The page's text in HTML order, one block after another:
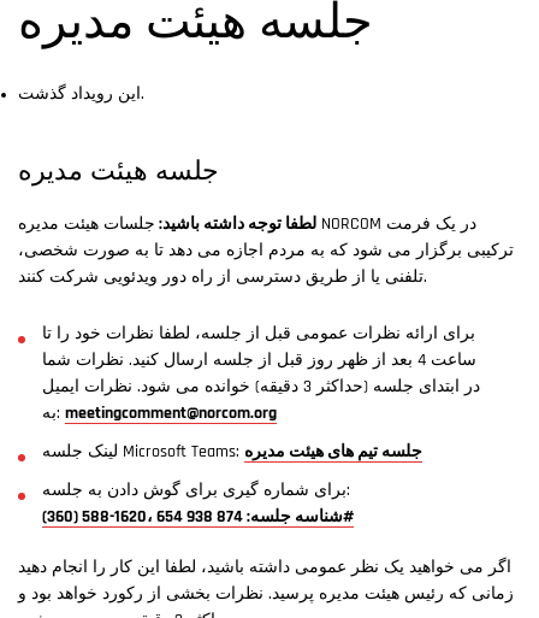
جلسه هیئت مدیره
این رویداد گذشت.
جلسه هیئت مدیره
لطفا توجه داشته باشید: جلسات هیئت مدیره NORCOM در یک فرمت
ترکیبی برگزار می شود که به مردم اجازه می دهد تا به صورت شخصی،
تلفنی یا از طریق دسترسی از راه دور ویدئویی شرکت کنند.
برای ارائه نظرات عمومی قبل از جلسه، لطفا نظرات خود را تا
ساعت 4 بعد از ظهر روز قبل از جلسه ارسال کنید. نظرات شما
در ابتدای جلسه (حداکثر 3 دقیقه) خوانده می شود. نظرات ایمیل
به: meetingcomment@norcom.org
لینک جلسه Microsoft Teams: جلسه تیم های هیئت مدیره
برای شماره گیری برای گوش دادن به جلسه:
(360) 588-1620، شناسه جلسه: 874 938 654#
اگر می خواهید یک نظر عمومی داشته باشید، لطفا این کار را انجام دهید
زمانی که رئیس هیئت مدیره پرسید. نظرات بخشی از رکورد خواهد بود و